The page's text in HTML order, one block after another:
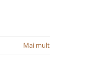
Mai mult